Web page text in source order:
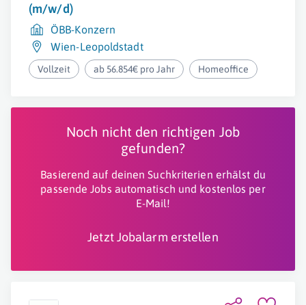
(m/w/d)
ÖBB-Konzern
Wien-Leopoldstadt
Vollzeit ab 56.854€ pro Jahr Homeoffice
Noch nicht den richtigen Job
gefunden?
Basierend auf deinen Suchkriterien erhälst du
passende Jobs automatisch und kostenlos per
E-Mail!
Jetzt Jobalarm erstellen